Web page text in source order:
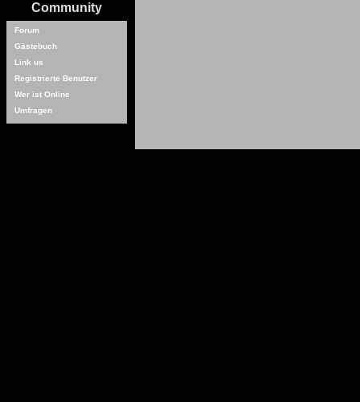
Community
Forum
Gästebuch
Link us
Registrierte Benutzer
Wer ist Online
Umfragen